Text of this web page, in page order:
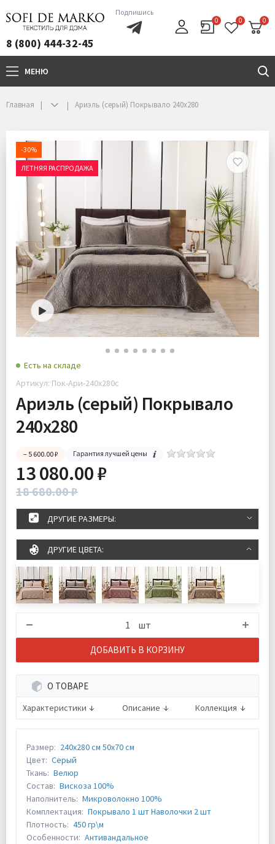
8 (800) 444-32-45
Подпишись
0 0 0
МЕНЮ
Главная Ариэль (серый) Покрывало 240x280
-30%
ЛЕТНЯЯ РАСПРОДАЖА
Есть на складе
Артикул: Пок-Ари-240x280с
Ариэль (серый) Покрывало
240x280
– 5 600.00 ₽ Гарантия лучшей цены
13 080.00 ₽
18 680.00 ₽
ДРУГИЕ РАЗМЕРЫ:
ДРУГИЕ ЦВЕТА:
шт
ДОБАВИТЬ В КОРЗИНУ
О ТОВАРЕ
Характеристики Описание Коллекция
Размер: 240х280 см 50х70 см
Цвет: Серый
Ткань: Велюр
Состав: Вискоза 100%
Наполнитель: Микроволокно 100%
Комплектация: Покрывало 1 шт Наволочки 2 шт
Плотность: 450 гр\м
Особенности: Антивандальное